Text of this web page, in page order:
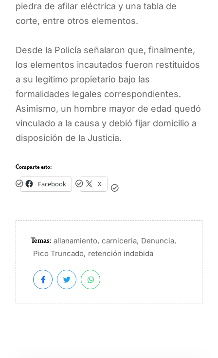
piedra de afilar eléctrica y una tabla de
corte, entre otros elementos.
Desde la Policía señalaron que, finalmente,
los elementos incautados fueron restituidos
a su legítimo propietario bajo las
formalidades legales correspondientes.
Asimismo, un hombre mayor de edad quedó
vinculado a la causa y debió fijar domicilio a
disposición de la Justicia.
Comparte esto:
Facebook X
Temas: allanamiento, carniceria, Denuncia,
Pico Truncado, retención indebida